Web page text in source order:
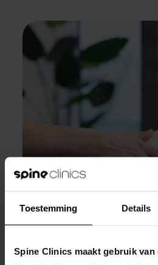
Toestemming Details
Spine Clinics maakt gebruik van